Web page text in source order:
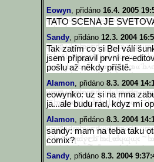
Eowyn, přidáno 16.4. 2005
TATO SCENA JE
Sandy, přidáno 12.3. 2004
Tak zatím co si Bel válí
jsem připravil první re-
pošlu až někdy příště.
Alamon, přidáno 8.3. 2004
eowynko: uz si na mna
ja...ale budu rad, kdyz mi
Alamon, přidáno 8.3. 2004
sandy: mam na teba taku
comix?
Sandy, přidáno 8.3. 2004